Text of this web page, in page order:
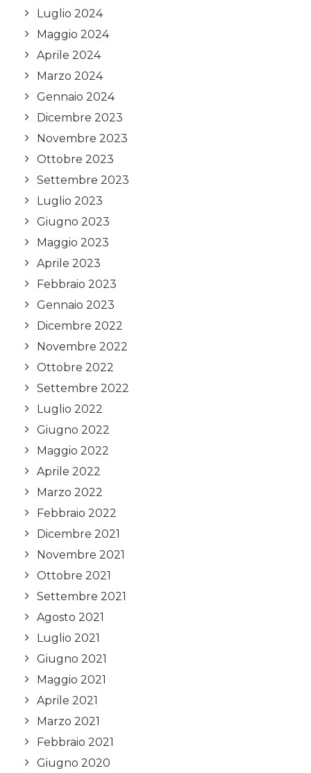
Luglio 2024
Maggio 2024
Aprile 2024
Marzo 2024
Gennaio 2024
Dicembre 2023
Novembre 2023
Ottobre 2023
Settembre 2023
Luglio 2023
Giugno 2023
Maggio 2023
Aprile 2023
Febbraio 2023
Gennaio 2023
Dicembre 2022
Novembre 2022
Ottobre 2022
Settembre 2022
Luglio 2022
Giugno 2022
Maggio 2022
Aprile 2022
Marzo 2022
Febbraio 2022
Dicembre 2021
Novembre 2021
Ottobre 2021
Settembre 2021
Agosto 2021
Luglio 2021
Giugno 2021
Maggio 2021
Aprile 2021
Marzo 2021
Febbraio 2021
Giugno 2020